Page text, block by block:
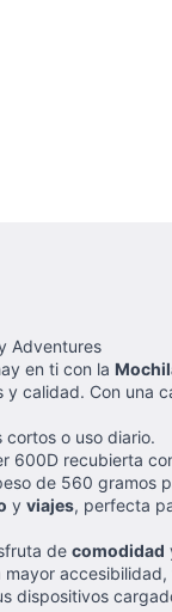
Adventures
en ti con la
y calidad. Con una
cortos o uso diario.
600D recubierta
de 560 gramos
y viajes, perfecta
de comodidad
accesibilidad,
dispositivos